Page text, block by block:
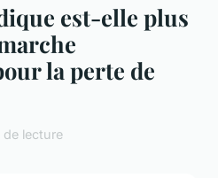
est-elle plus
la perte de
de lecture